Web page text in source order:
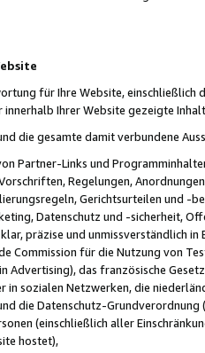
für Ihre Website,
Ihrer Website gezeigte
die gesamte damit verbundene
Partner-Links und
Regelungen,
Gerichtsurteilen und -
Datenschutz und -sicherheit,
präzise und unmissverständlich
Commission für die Nutzung von
Advertising), das französische
in sozialen Netzwerken, die
die Datenschutz-
(einschließlich aller
hostet),